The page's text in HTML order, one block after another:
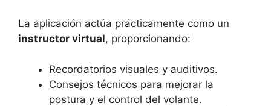
La aplicación actúa prácticamente como un
instructor virtual, proporcionando:
Recordatorios visuales y auditivos.
Consejos técnicos para mejorar la
postura y el control del volante.